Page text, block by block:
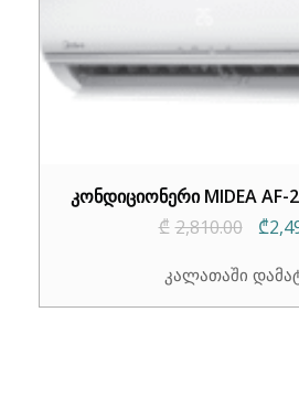
კონდიციონერი MIDEA AF-
₾ 2,810.00
was:
₾
კალათაში